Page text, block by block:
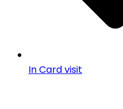
In Card visit